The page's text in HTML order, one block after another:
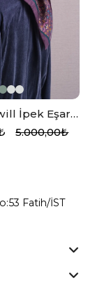
İpek Eşarp
5.000,00₺
Fatih/İST